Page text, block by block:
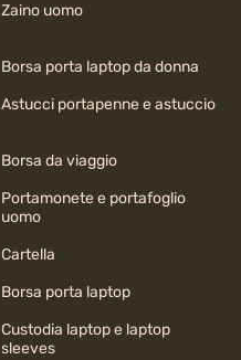
Zaino uomo
Borsa porta laptop da donna
Astucci portapenne e astuccio
Borsa da viaggio
Portamonete e portafoglio
uomo
Cartella
Borsa porta laptop
Custodia laptop e laptop
sleeves